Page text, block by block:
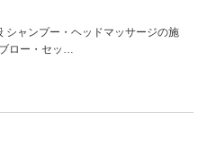
シャンプー・ヘッドマッサージの施
ロー・セッ…